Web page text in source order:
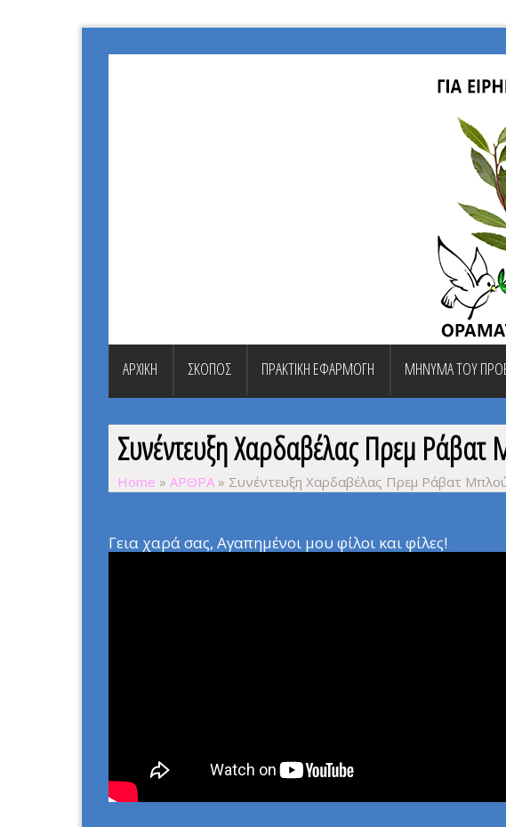
ΑΡΧΙΚΗ ΣΚΟΠΟΣ ΠΡΑΚΤΙΚΗ ΕΦΑΡΜΟΓΗ ΜΗΝΥΜΑ ΤΟΥ
Συνέντευξη Χαρδαβέλας Πρεμ Ράβατ
Home » ΑΡΘΡΑ » Συνέντευξη Χαρδαβέλας Πρεμ Ράβατ
Γεια χαρά σας, Αγαπημένοι μου φίλοι και φίλες!